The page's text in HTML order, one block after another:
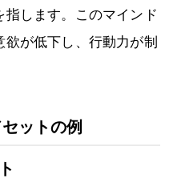
します。このマインド
が低下し、行動力が制
ットの例